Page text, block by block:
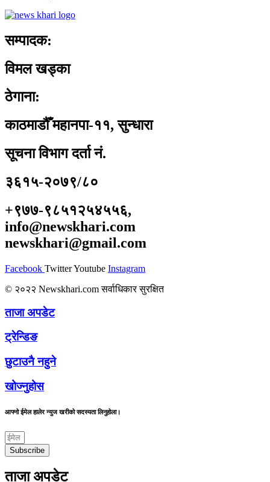
सम्पादक:
विमल खड्का
ठेगाना:
काठमाडौँ महानपा-११, सुन्धारा
सूचना विभाग दर्ता नं.
३६१५-२०७९/८०
+९७७-९८५१२५४५५६,
info@newskhari.com
newskhari@gmail.com
Facebook TwitterYoutube Instagram
© २०२२ Newskhari.com सर्वाधिकार सुरक्षित
ताजा अपडेट
ट्रेन्डिङ
छुटाउनै नहुने
खोज्नुहोस
आफ्नो ईमेल हालेर न्युज खरीको सदस्यता लिनुहोला।
Subscribe
ताजा अपडेट